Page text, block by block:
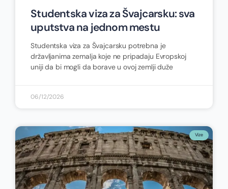
Studentska viza za Švajcarsku: sva
uputstva na jednom mestu
Studentska viza za Švajcarsku potrebna je
državljanima zemalja koje ne pripadaju Evropskoj
uniji da bi mogli da borave u ovoj zemlji duže
06/12/2026
Vize